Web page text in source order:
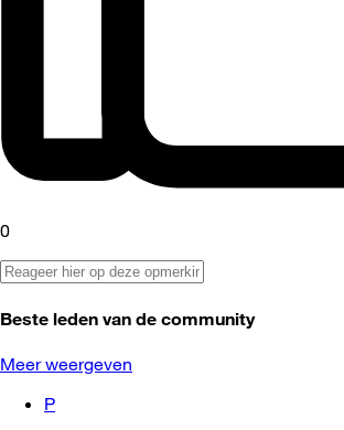
0
Beste leden van de community
Meer weergeven
P